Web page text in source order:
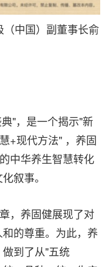
中国）副董事长俞
"，是一个揭示"新
+现代方法" ，养固
中华养生智慧转化
叙事。
，养固健展现了对
的尊重。为此，养
到了从"五统